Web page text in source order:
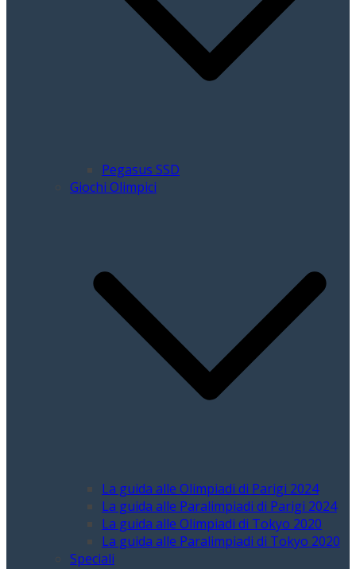
Pegasus SSD
Giochi Olimpici
La guida alle Olimpiadi di Parigi 2024
La guida alle Paralimpiadi di Parigi 2024
La guida alle Olimpiadi di Tokyo 2020
La guida alle Paralimpiadi di Tokyo 2020
Speciali